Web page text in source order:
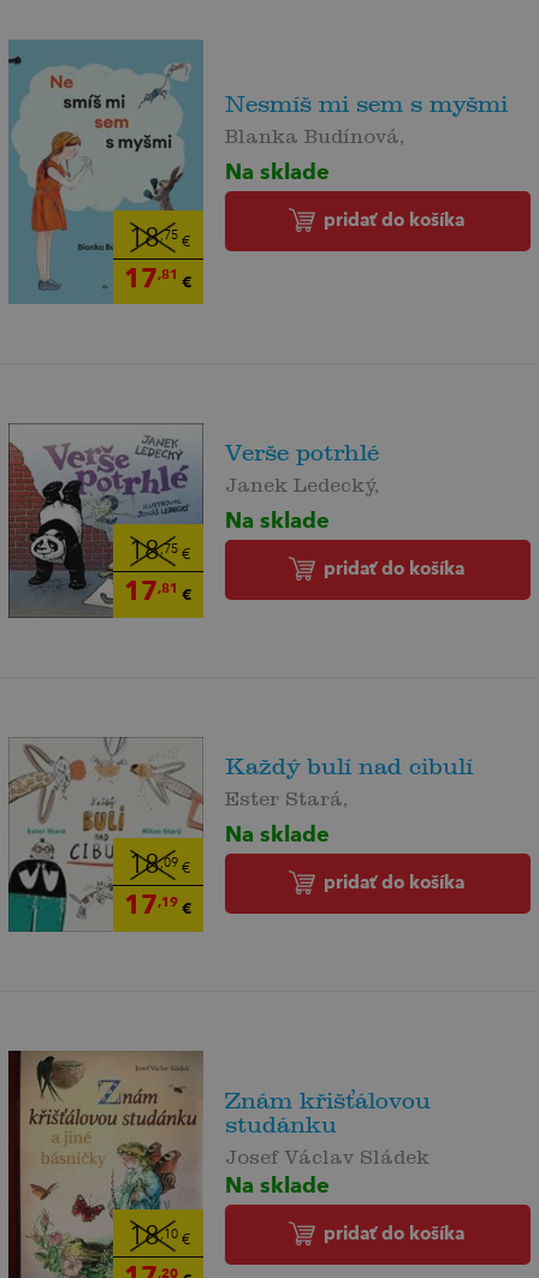
18,75€
17,81 €
Nesmíš mi sem s myšmi
Blanka Budínová,
Na sklade
pridať do košíka
18,75€
17,81 €
Verše potrhlé
Janek Ledecký,
Na sklade
pridať do košíka
18,09 €
17,19€
Každý bulí nad cibulí
Ester Stará,
Na sklade
pridať do košíka
18,10€
,20
Znám křišťálovou
studánku
Josef Václav Sládek
Na sklade
pridať do košíka